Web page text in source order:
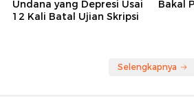
Undana yang Depresi Usai
12 Kali Batal Ujian Skripsi
Bakal
Selengkapnya